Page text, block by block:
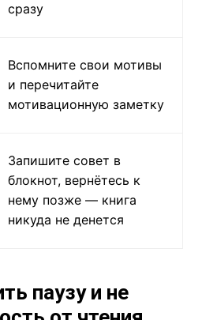
сразу
Вспомните свои мотивы
и перечитайте
мотивационную заметку
Запишите совет в
блокнот, вернётесь к
нему позже — книга
никуда не денется
паузу и не